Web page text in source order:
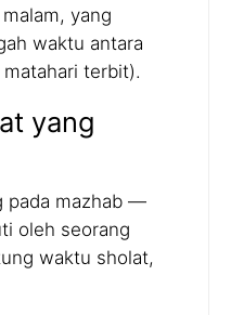
yang
waktu antara
terbit).
yang
pada mazhab —
oleh seorang
waktu sholat,